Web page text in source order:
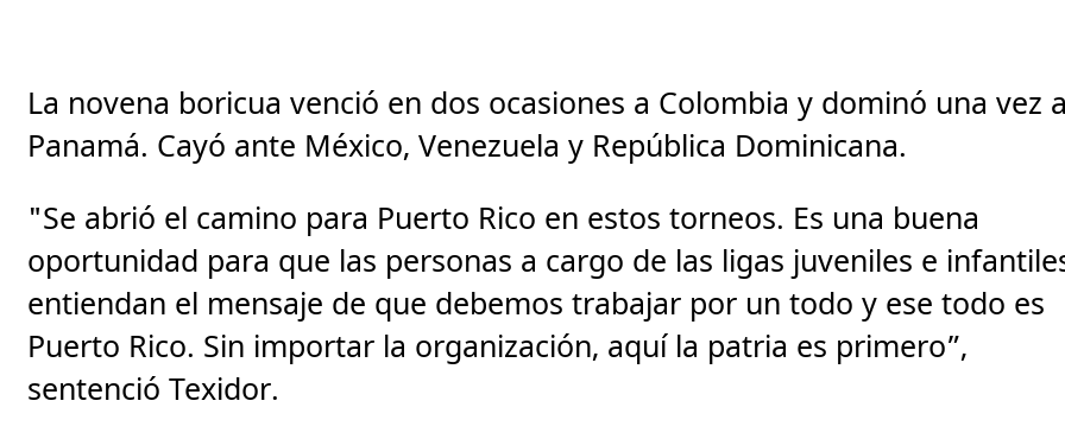
La novena boricua venció en dos ocasiones a Colombia y dominó una vez
Panamá. Cayó ante México, Venezuela y República Dominicana.
"Se abrió el camino para Puerto Rico en estos torneos. Es una buena
oportunidad para que las personas a cargo de las ligas juveniles e
entiendan el mensaje de que debemos trabajar por un todo y ese todo es
Puerto Rico. Sin importar la organización, aquí la patria es primero”,
sentenció Texidor.